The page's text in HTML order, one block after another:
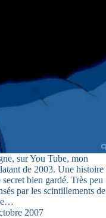
sur You Tube, mon
de 2003. Une histoire
bien gardé. Très peu
par les scintillements de
2007